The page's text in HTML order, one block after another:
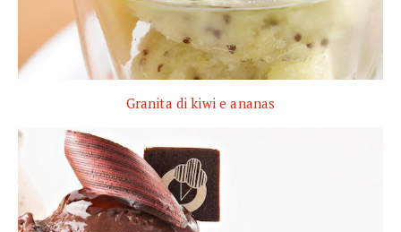
Granita di kiwi e ananas